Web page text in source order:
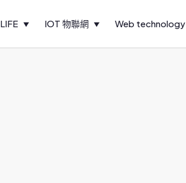
LIFE IOT 物聯網 Web technology